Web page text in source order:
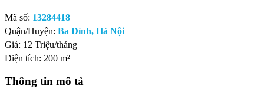
Mã số: 13284418
Quận/Huyện: Ba Đình, Hà Nội
Giá: 12 Triệu/tháng
Diện tích: 200 m²
Thông tin mô tả